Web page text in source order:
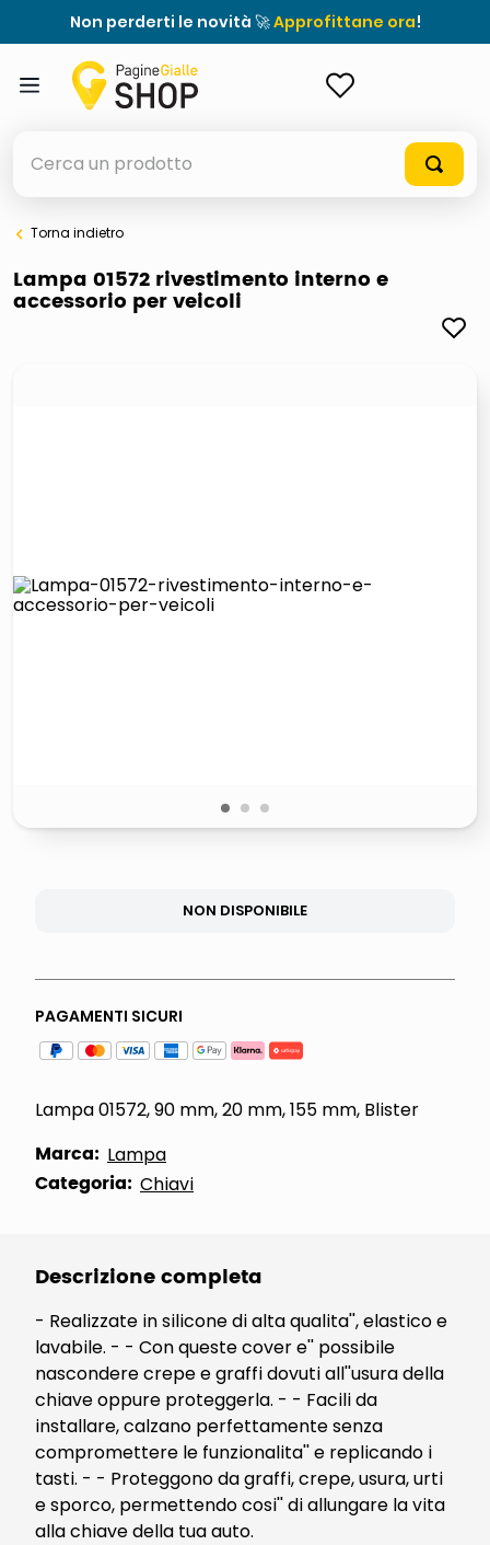
Non perderti le novità 🚀Approfittane ora!
elenchi telefonici
orologio parete
pattumiera raccolta differenziata
elenco telefonico
Torna indietro
Lampa 01572 rivestimento interno e
accessorio per veicoli
1 2 3
NON DISPONIBILE
PAGAMENTI SICURI
Lampa 01572, 90 mm, 20 mm, 155 mm, Blister
Marca: Lampa
Categoria: Chiavi
Descrizione completa
- Realizzate in silicone di alta qualita'', elastico e
lavabile. - - Con queste cover e'' possibile
nascondere crepe e graffi dovuti all''usura della
chiave oppure proteggerla. - - Facili da
installare, calzano perfettamente senza
compromettere le funzionalita'' e replicando i
tasti. - - Proteggono da graffi, crepe, usura, urti
e sporco, permettendo cosi'' di allungare la vita
alla chiave della tua auto.